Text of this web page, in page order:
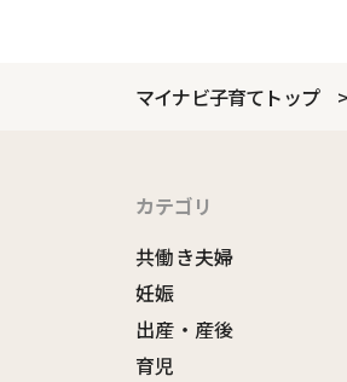
マイナビ子育てトップ
カテゴリ
共働き夫婦
妊娠
出産・産後
育児